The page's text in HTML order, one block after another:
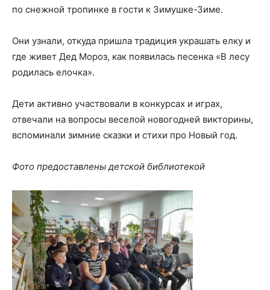
по снежной тропинке в гости к Зимушке-Зиме.
Они узнали, откуда пришла традиция украшать елку и
где живет Дед Мороз, как появилась песенка «В лесу
родилась елочка».
Дети активно участвовали в конкурсах и играх,
отвечали на вопросы веселой новогодней викторины,
вспоминали зимние сказки и стихи про Новый год.
Фото предоставлены детской библиотекой